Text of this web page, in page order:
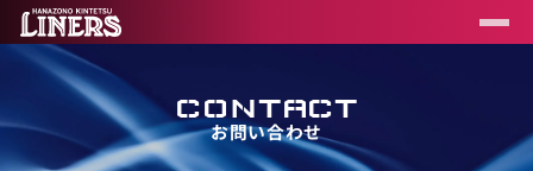
CONTACT
お問い合わせ